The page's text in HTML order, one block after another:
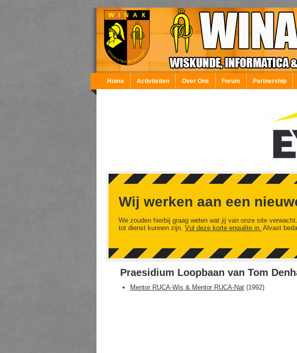
Overslaan en naar de inhoud gaan
Home Activiteiten Over Ons Forum Partnership
Wij werken aan een
We zouden hierbij graag weten wat jij van onze site
tot dienst kunnen zijn. Vul deze korte enquête in. Alvast
Praesidium Loopbaan van Tom
Mentor RUCA-Wis & Mentor RUCA-Nat(1992)